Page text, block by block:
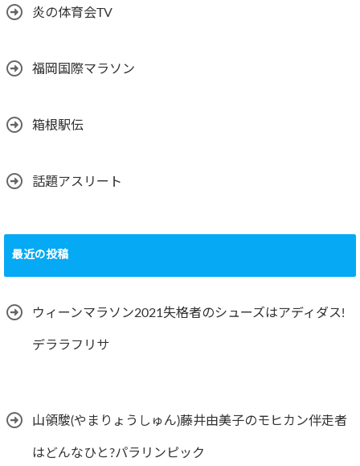
炎の体育会TV
福岡国際マラソン
箱根駅伝
話題アスリート
最近の投稿
ウィーンマラソン2021失格者のシューズはアディダス!
デララフリサ
山領駿(やまりょうしゅん)藤井由美子のモヒカン伴走者
はどんなひと?パラリンピック